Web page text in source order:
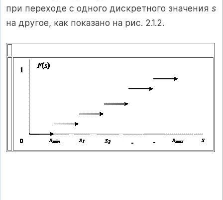
при переходе с одного дискретного значения s
на другое, как показано на рис. 2.1.2.